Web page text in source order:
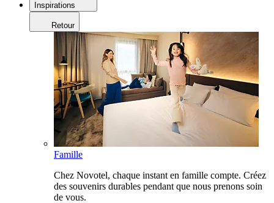
Inspirations
Retour
Famille
Chez Novotel, chaque instant en famille compte. Créez
des souvenirs durables pendant que nous prenons soin
de vous.